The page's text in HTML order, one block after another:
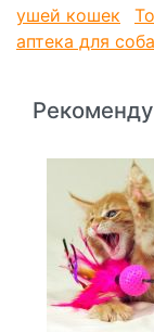
ушей кошек
аптека для